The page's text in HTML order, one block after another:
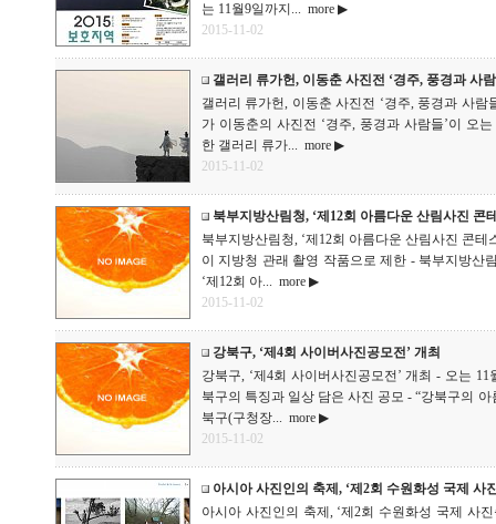
는 11월9일까지... more ▶
2015-11-02
갤러리 류가헌, 이동춘 사진전 ‘경주, 풍경과 사
갤러리 류가헌, 이동춘 사진전 ‘경주, 풍경과 사람
가 이동춘의 사진전 ‘경주, 풍경과 사람들’이 오
한 갤러리 류가... more ▶
2015-11-02
북부지방산림청, ‘제12회 아름다운 산림사진 콘
북부지방산림청, ‘제12회 아름다운 산림사진 콘
이 지방청 관래 촬영 작품으로 제한 - 북부지방산
‘제12회 아... more ▶
2015-11-02
강북구, ‘제4회 사이버사진공모전’ 개최
강북구, ‘제4회 사이버사진공모전’ 개최 - 오는
북구의 특징과 일상 담은 사진 공모 - “강북구의
북구(구청장... more ▶
2015-11-02
아시아 사진인의 축제, ‘제2회 수원화성 국제 사
아시아 사진인의 축제, ‘제2회 수원화성 국제 사